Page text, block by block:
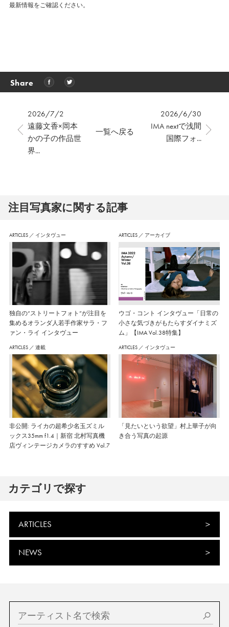
最新情報をご確認ください。
Share
2026/7/2
遠藤文香×岡本
かの子の作品世
界...
2026/6/30
IMA nextで浅間
国際フォ...
一覧へ戻る
注⽬写真家に関する記事
ARTICLES ／ インタヴュー
独自の“ストリートフォト”が注目を
集めるオランダ人若手作家サラ・フ
ァン・ライ インタヴュー
ARTICLES ／ アーカイブ
ウゴ・コント インタヴュー「日常の
小さな気づきがもたらすダイナミズ
ム」【IMA Vol.38特集】
ARTICLES ／ 連載
非公開: ライカの超希少名玉ズミル
ックス35mm f1.4｜新宿 北村写真機
店ヴィンテージカメラのすすめ Vol.7
ARTICLES ／ インタヴュー
「見たいという欲望」村上華子が向
き合う写真の起源
カテゴリで探す
ARTICLES
NEWS